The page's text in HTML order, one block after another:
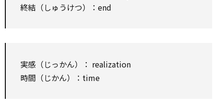
終結（しゅうけつ）：end
実感（じっかん）： realization
時間（じかん）：time